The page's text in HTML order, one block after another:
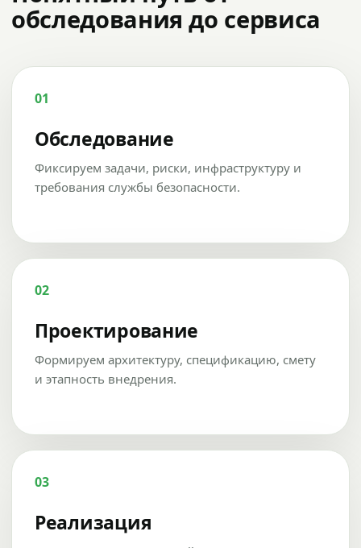
обследования до сервиса
01
Обследование
Фиксируем задачи, риски, инфраструктуру и
требования службы безопасности.
02
Проектирование
Формируем архитектуру, спецификацию, смету
и этапность внедрения.
03
Реализация